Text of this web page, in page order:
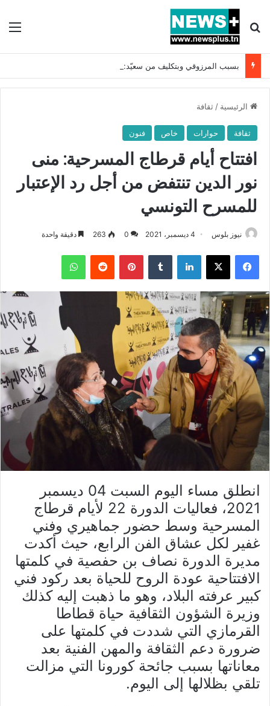
بحث عن
الرئيسية / ثقافة
ثقافة حوارات خاص فنون
افتتاح أيام قرطاج المسرحية: منى
نور الدين تنتفض من أجل رد الإعتبار
للمسرح التونسي
نيوز بلوس 4 ديسمبر، 2021 0
263 دقيقة واحدة
فيسبوك X لينكدإن بينتيريست واتساب
انطلق مساء اليوم السبت 04 ديسمبر
2021، فعاليات الدورة 22 لأيام قرطاج
المسرحية وسط حضور جماهيري وفني
غفير لكل عشاق الفن الرابع، حيث أكدت
مديرة الدورة نصاف بن حفصية في كلمتها
الافتتاحية عودة الروح للحياة بعد ركود فني
كبير عرفته البلاد، وهو ما ذهبت إليه كذلك
وزيرة الشؤون الثقافية حياة قطاطا
القرمازي التي شددت في كلمتها على
ضرورة دعم الثقافة والمهن الفنية بعد
معاناتها بسبب جائحة كورونا التي مزالت
تلقي بظلالها إلى اليوم.